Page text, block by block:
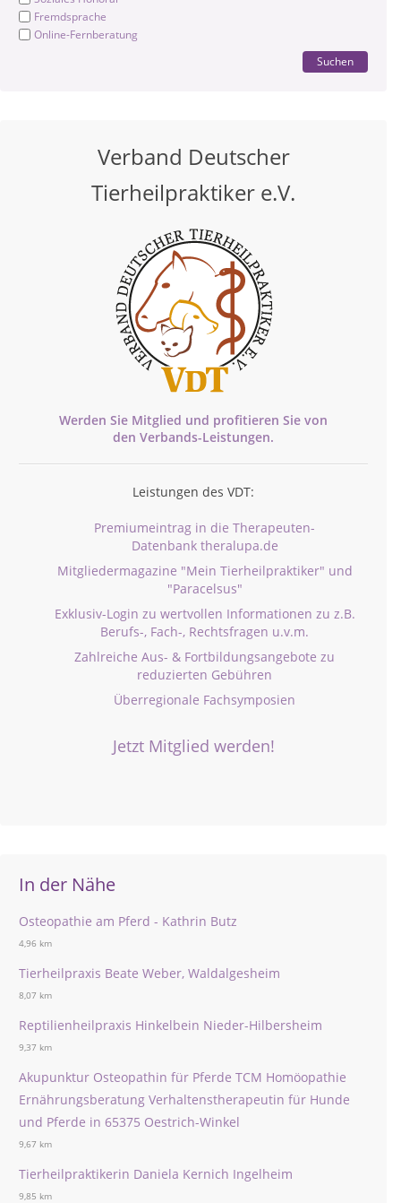
Fremdsprache
Online-Fernberatung
Suchen
Verband Deutscher
Tierheilpraktiker e.V.
Werden Sie Mitglied und profitieren Sie von
den Verbands-Leistungen.
Leistungen des VDT:
Premiumeintrag in die Therapeuten-
Datenbank theralupa.de
Mitgliedermagazine "Mein Tierheilpraktiker" und
"Paracelsus"
Exklusiv-Login zu wertvollen Informationen zu z.B.
Berufs-, Fach-, Rechtsfragen u.v.m.
Zahlreiche Aus- & Fortbildungsangebote zu
reduzierten Gebühren
Überregionale Fachsymposien
Jetzt Mitglied werden!
In der Nähe
Osteopathie am Pferd - Kathrin Butz
4,96 km
Tierheilpraxis Beate Weber, Waldalgesheim
8,07 km
Reptilienheilpraxis Hinkelbein Nieder-Hilbersheim
9,37 km
Akupunktur Osteopathin für Pferde TCM Homöopathie
Ernährungsberatung Verhaltenstherapeutin für Hunde
und Pferde in 65375 Oestrich-Winkel
9,67 km
Tierheilpraktikerin Daniela Kernich Ingelheim
9,85 km